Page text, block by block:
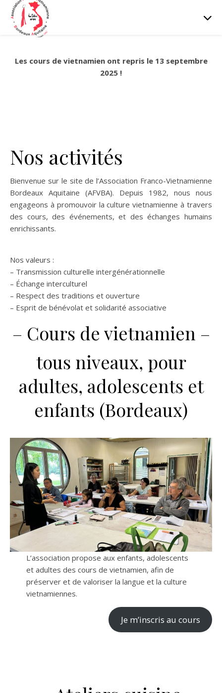
Les cours de vietnamien ont repris le 13 septembre
2025 !
Nos activités
Bienvenue sur le site de l’Association Franco-Vietnamienne
Bordeaux Aquitaine (AFVBA). Depuis 1982, nous nous
engageons à promouvoir la culture vietnamienne à travers
des cours, des événements, et des échanges humains
enrichissants.
Nos valeurs :
– Transmission culturelle intergénérationnelle
– Échange interculturel
– Respect des traditions et ouverture
– Esprit de bénévolat et solidarité associative
– Cours de vietnamien –
tous niveaux, pour
adultes, adolescents et
enfants (Bordeaux)
L’association propose aux enfants, adolescents
et adultes des cours de vietnamien, afin de
préserver et de valoriser la langue et la culture
vietnamiennes.
Je m’inscris au cours